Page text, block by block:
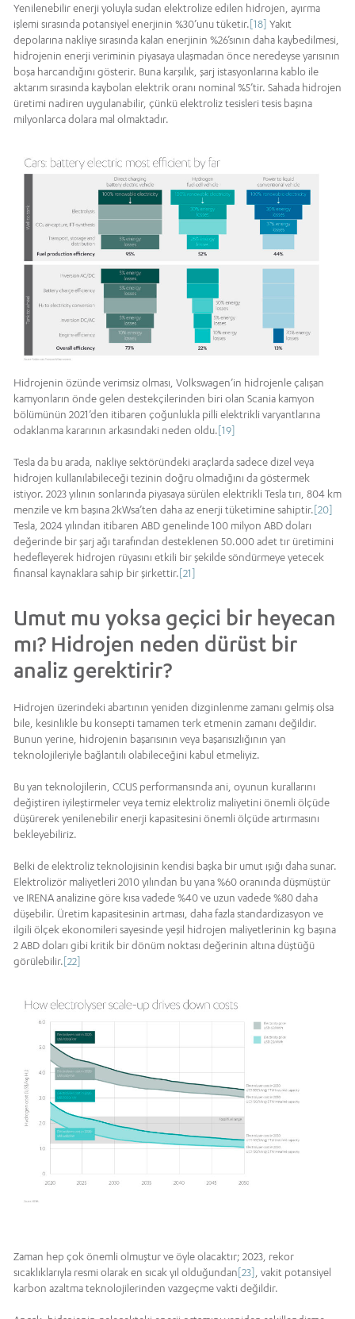
Yenilenebilir enerji yoluyla sudan elektrolize edilen hidrojen, ayırma
işlemi sırasında potansiyel enerjinin %30’unu tüketir.[18] Yakıt
depolarına nakliye sırasında kalan enerjinin %26’sının daha kaybedilmesi,
hidrojenin enerji veriminin piyasaya ulaşmadan önce neredeyse yarısının
boşa harcandığını gösterir. Buna karşılık, şarj istasyonlarına kablo ile
aktarım sırasında kaybolan elektrik oranı nominal %5’tir. Sahada hidrojen
üretimi nadiren uygulanabilir, çünkü elektroliz tesisleri tesis başına
milyonlarca dolara mal olmaktadır.
Hidrojenin özünde verimsiz olması, Volkswagen’in hidrojenle çalışan
kamyonların önde gelen destekçilerinden biri olan Scania kamyon
bölümünün 2021’den itibaren çoğunlukla pilli elektrikli varyantlarına
odaklanma kararının arkasındaki neden oldu.[19]
Tesla da bu arada, nakliye sektöründeki araçlarda sadece dizel veya
hidrojen kullanılabileceği tezinin doğru olmadığını da göstermek
istiyor. 2023 yılının sonlarında piyasaya sürülen elektrikli Tesla tırı, 804 km
menzile ve km başına 2kWsa’ten daha az enerji tüketimine sahiptir.[20]
Tesla, 2024 yılından itibaren ABD genelinde 100 milyon ABD doları
değerinde bir şarj ağı tarafından desteklenen 50.000 adet tır üretimini
hedefleyerek hidrojen rüyasını etkili bir şekilde söndürmeye yetecek
finansal kaynaklara sahip bir şirkettir.[21]
Umut mu yoksa geçici bir heyecan
mı? Hidrojen neden dürüst bir
analiz gerektirir?
Hidrojen üzerindeki abartının yeniden dizginlenme zamanı gelmiş olsa
bile, kesinlikle bu konsepti tamamen terk etmenin zamanı değildir.
Bunun yerine, hidrojenin başarısının veya başarısızlığının yan
teknolojileriyle bağlantılı olabileceğini kabul etmeliyiz.
Bu yan teknolojilerin, CCUS performansında ani, oyunun kurallarını
değiştiren iyileştirmeler veya temiz elektroliz maliyetini önemli ölçüde
düşürerek yenilenebilir enerji kapasitesini önemli ölçüde artırmasını
bekleyebiliriz.
Belki de elektroliz teknolojisinin kendisi başka bir umut ışığı daha sunar.
Elektrolizör maliyetleri 2010 yılından bu yana %60 oranında düşmüştür
ve IRENA analizine göre kısa vadede %40 ve uzun vadede %80 daha
düşebilir. Üretim kapasitesinin artması, daha fazla standardizasyon ve
ilgili ölçek ekonomileri sayesinde yeşil hidrojen maliyetlerinin kg başına
2 ABD doları gibi kritik bir dönüm noktası değerinin altına düştüğü
görülebilir.[22]
Zaman hep çok önemli olmuştur ve öyle olacaktır; 2023, rekor
sıcaklıklarıyla resmi olarak en sıcak yıl olduğundan[23] , vakit potansiyel
karbon azaltma teknolojilerinden vazgeçme vakti değildir.